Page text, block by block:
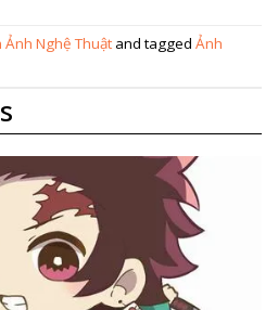
Ảnh Nghệ Thuật and tagged Ảnh